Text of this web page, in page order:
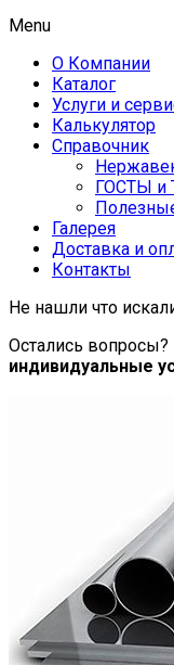
Menu
О Компании
Каталог
Услуги и
Калькулятор
Справочник
ГОСТЫ и
Галерея
Доставка и
Контакты
Не нашли что
Остались
индивидуальные